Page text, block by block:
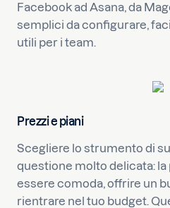
Facebook ad Asana, da
semplici da configurare,
utili per i team.
Prezzi e piani
Scegliere lo strumento di
questione molto delicata:
essere comoda, offrire un
rientrare nel tuo budget.